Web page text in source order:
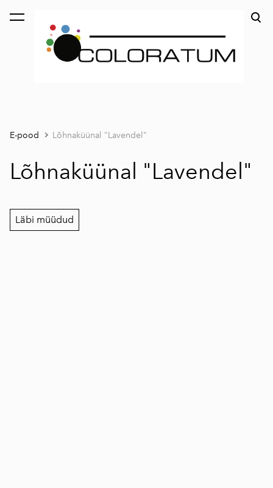
lisati ostukorvi.
E-pood Lõhnaküünal "Lavendel"
Lõhnaküünal "Lavendel"
Läbi müüdud